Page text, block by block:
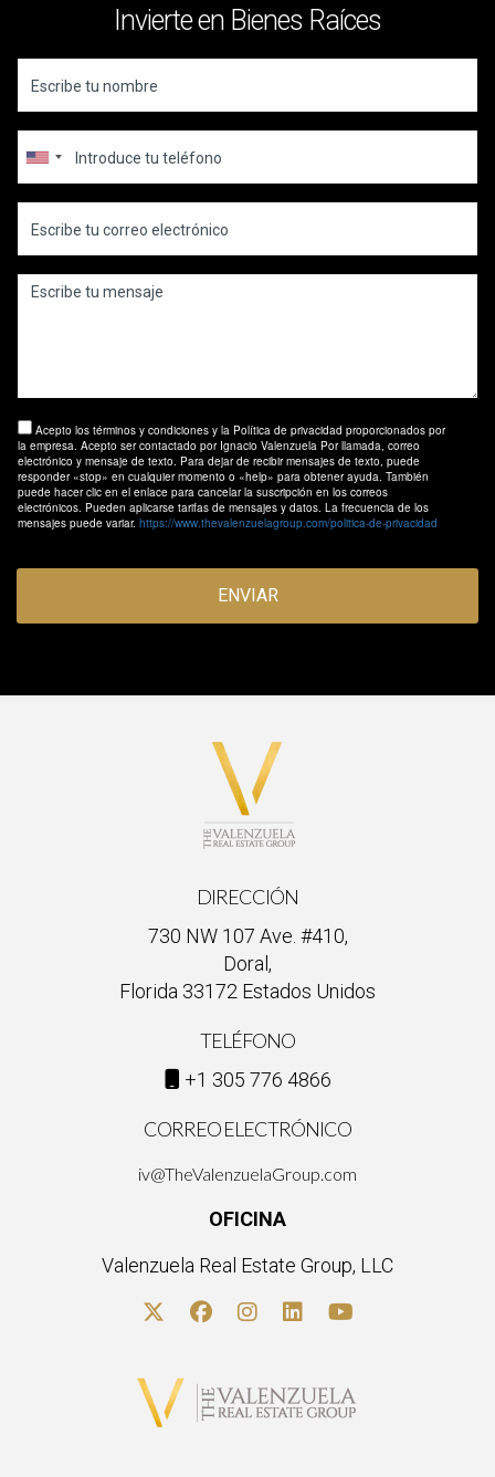
Invierte en Bienes Raíces
Acepto los términos y condiciones y la Política de privacidad proporcionados por
la empresa. Acepto ser contactado por Ignacio Valenzuela Por llamada, correo
electrónico y mensaje de texto. Para dejar de recibir mensajes de texto, puede
responder «stop» en cualquier momento o «help» para obtener ayuda. También
puede hacer clic en el enlace para cancelar la suscripción en los correos
electrónicos. Pueden aplicarse tarifas de mensajes y datos. La frecuencia de los
mensajes puede variar. https://www.thevalenzuelagroup.com/politica-de-privacidad
ENVIAR
DIRECCIÓN
730 NW 107 Ave. #410,
Doral,
Florida 33172 Estados Unidos
TELÉFONO
+1 305 776 4866
CORREO ELECTRÓNICO
iv@TheValenzuelaGroup.com
OFICINA
Valenzuela Real Estate Group, LLC